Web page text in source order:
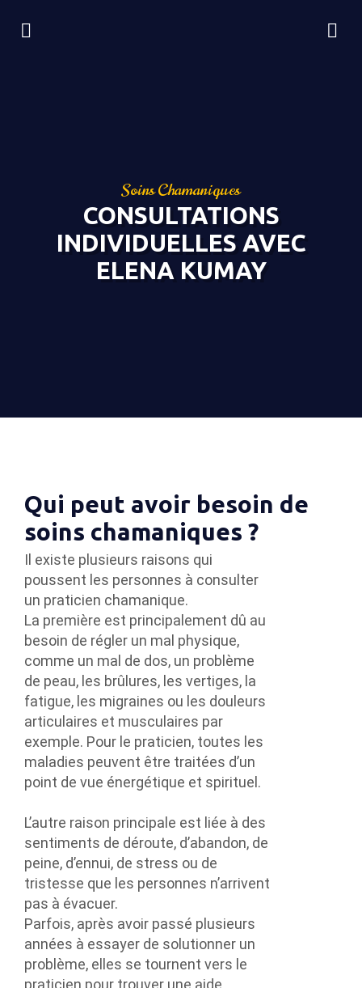
Soins Chamaniques
CONSULTATIONS
INDIVIDUELLES AVEC
ELENA KUMAY
Qui peut avoir besoin de
soins chamaniques ?
Il existe plusieurs raisons qui
poussent les personnes à consulter
un praticien chamanique.
La première est principalement dû au
besoin de régler un mal physique,
comme un mal de dos, un problème
de peau, les brûlures, les vertiges, la
fatigue, les migraines ou les douleurs
articulaires et musculaires par
exemple. Pour le praticien, toutes les
maladies peuvent être traitées d’un
point de vue énergétique et spirituel.
L’autre raison principale est liée à des
sentiments de déroute, d’abandon, de
peine, d’ennui, de stress ou de
tristesse que les personnes n’arrivent
pas à évacuer.
Parfois, après avoir passé plusieurs
années à essayer de solutionner un
problème, elles se tournent vers le
praticien pour trouver une aide